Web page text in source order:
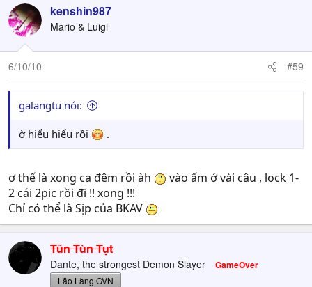
kenshin987
Mario & Luigi
6/10/10 #59
galangtu nói:
ờ hiểu hiểu rồi .
ơ thế là xong ca đêm rồi àh
vào ấm ớ vài câu , lock 1-
2 cái 2pic rồi đi !! xong !!!
Chỉ có thể là Sịp của BKAV
Tũn Tùn Tụt
Dante, the strongest Demon Slayer GameOver
Lão Làng GVN